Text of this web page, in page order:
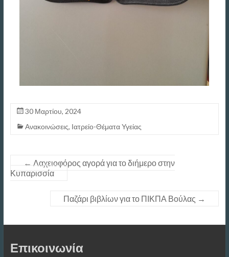
30 Μαρτίου, 2024
Ανακοινώσεις, Ιατρείο-Θέματα Υγείας
← Λαχειοφόρος αγορά για το διήμερο στην
Κυπαρισσία
Παζάρι βιβλίων για το ΠΙΚΠΑ Βούλας →
Επικοινωνία